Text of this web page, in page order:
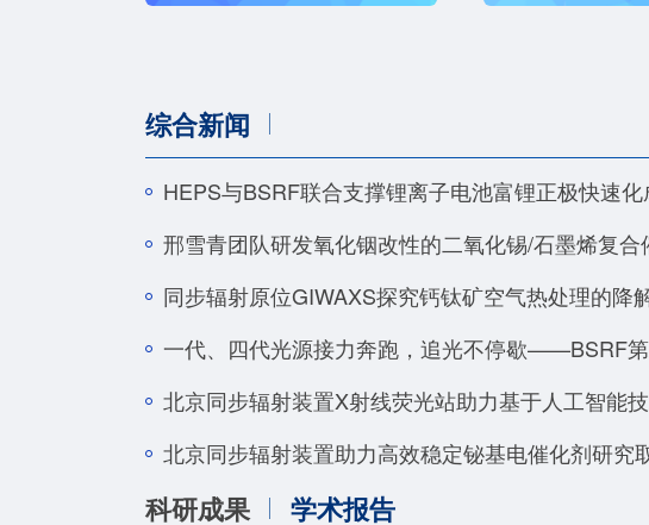
综合新闻
HEPS与BSRF联合支撑锂离子电池富锂正极快速
同步辐射原位GIWAXS探究钙钛矿空气热处理的降
北京同步辐射装置助力高效稳定铋基电催化剂研究
科研成果 学术报告